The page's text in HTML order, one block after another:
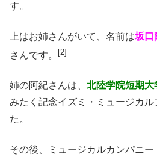
す。
上はお姉さんがいて、名前は坂口
さんです。
[2]
姉の阿紀さんは、 北陸学院短期大
みたく記念イズミ・ミュージカ
た。
その後、ミュージカルカンパニ